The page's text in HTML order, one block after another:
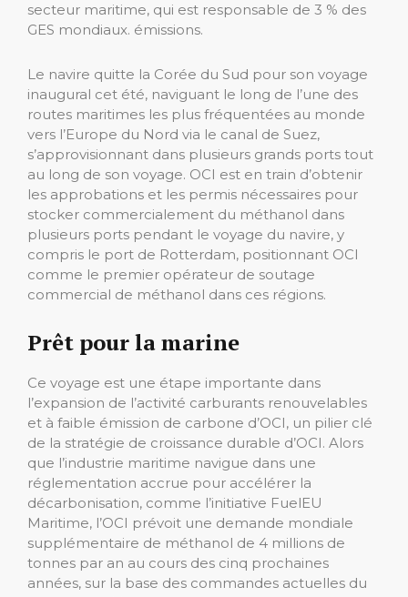
secteur maritime, qui est responsable de 3 % des
GES mondiaux. émissions.
Le navire quitte la Corée du Sud pour son voyage
inaugural cet été, naviguant le long de l’une des
routes maritimes les plus fréquentées au monde
vers l’Europe du Nord via le canal de Suez,
s’approvisionnant dans plusieurs grands ports tout
au long de son voyage. OCI est en train d’obtenir
les approbations et les permis nécessaires pour
stocker commercialement du méthanol dans
plusieurs ports pendant le voyage du navire, y
compris le port de Rotterdam, positionnant OCI
comme le premier opérateur de soutage
commercial de méthanol dans ces régions.
Prêt pour la marine
Ce voyage est une étape importante dans
l’expansion de l’activité carburants renouvelables
et à faible émission de carbone d’OCI, un pilier clé
de la stratégie de croissance durable d’OCI. Alors
que l’industrie maritime navigue dans une
réglementation accrue pour accélérer la
décarbonisation, comme l’initiative FuelEU
Maritime, l’OCI prévoit une demande mondiale
supplémentaire de méthanol de 4 millions de
tonnes par an au cours des cinq prochaines
années, sur la base des commandes actuelles du